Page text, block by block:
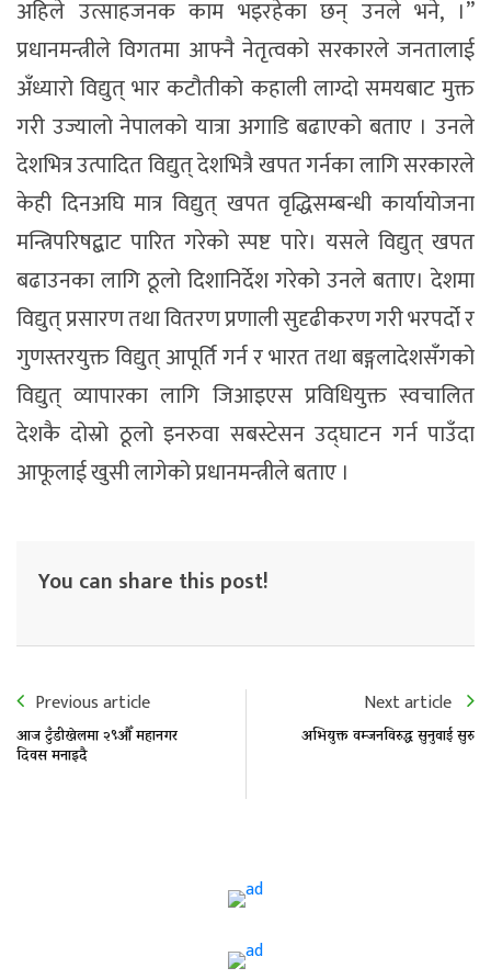
अहिले उत्साहजनक काम भइरहेका छन् उनले भने, ।”
प्रधानमन्त्रीले विगतमा आफ्नै नेतृत्वको सरकारले जनतालाई
अँध्यारो विद्युत् भार कटौतीको कहाली लाग्दो समयबाट मुक्त
गरी उज्यालो नेपालको यात्रा अगाडि बढाएको बताए । उनले
देशभित्र उत्पादित विद्युत् देशभित्रै खपत गर्नका लागि सरकारले
केही दिनअघि मात्र विद्युत् खपत वृद्धिसम्बन्धी कार्यायोजना
मन्त्रिपरिषद्बाट पारित गरेको स्पष्ट पारे। यसले विद्युत् खपत
बढाउनका लागि ठूलो दिशानिर्देश गरेको उनले बताए। देशमा
विद्युत् प्रसारण तथा वितरण प्रणाली सुदृढीकरण गरी भरपर्दो र
गुणस्तरयुक्त विद्युत् आपूर्ति गर्न र भारत तथा बङ्गलादेशसँगको
विद्युत् व्यापारका लागि जिआइएस प्रविधियुक्त स्वचालित
देशकै दोस्रो ठूलो इनरुवा सबस्टेसन उद्घाटन गर्न पाउँदा
आफूलाई खुसी लागेको प्रधानमन्त्रीले बताए ।
You can share this post!
Previous article
आज टुँडीखेलमा २९औँ महानगर
दिवस मनाइदै
Next article
अभियुक्त वम्जनविरुद्ध सुनुवाई सुरु